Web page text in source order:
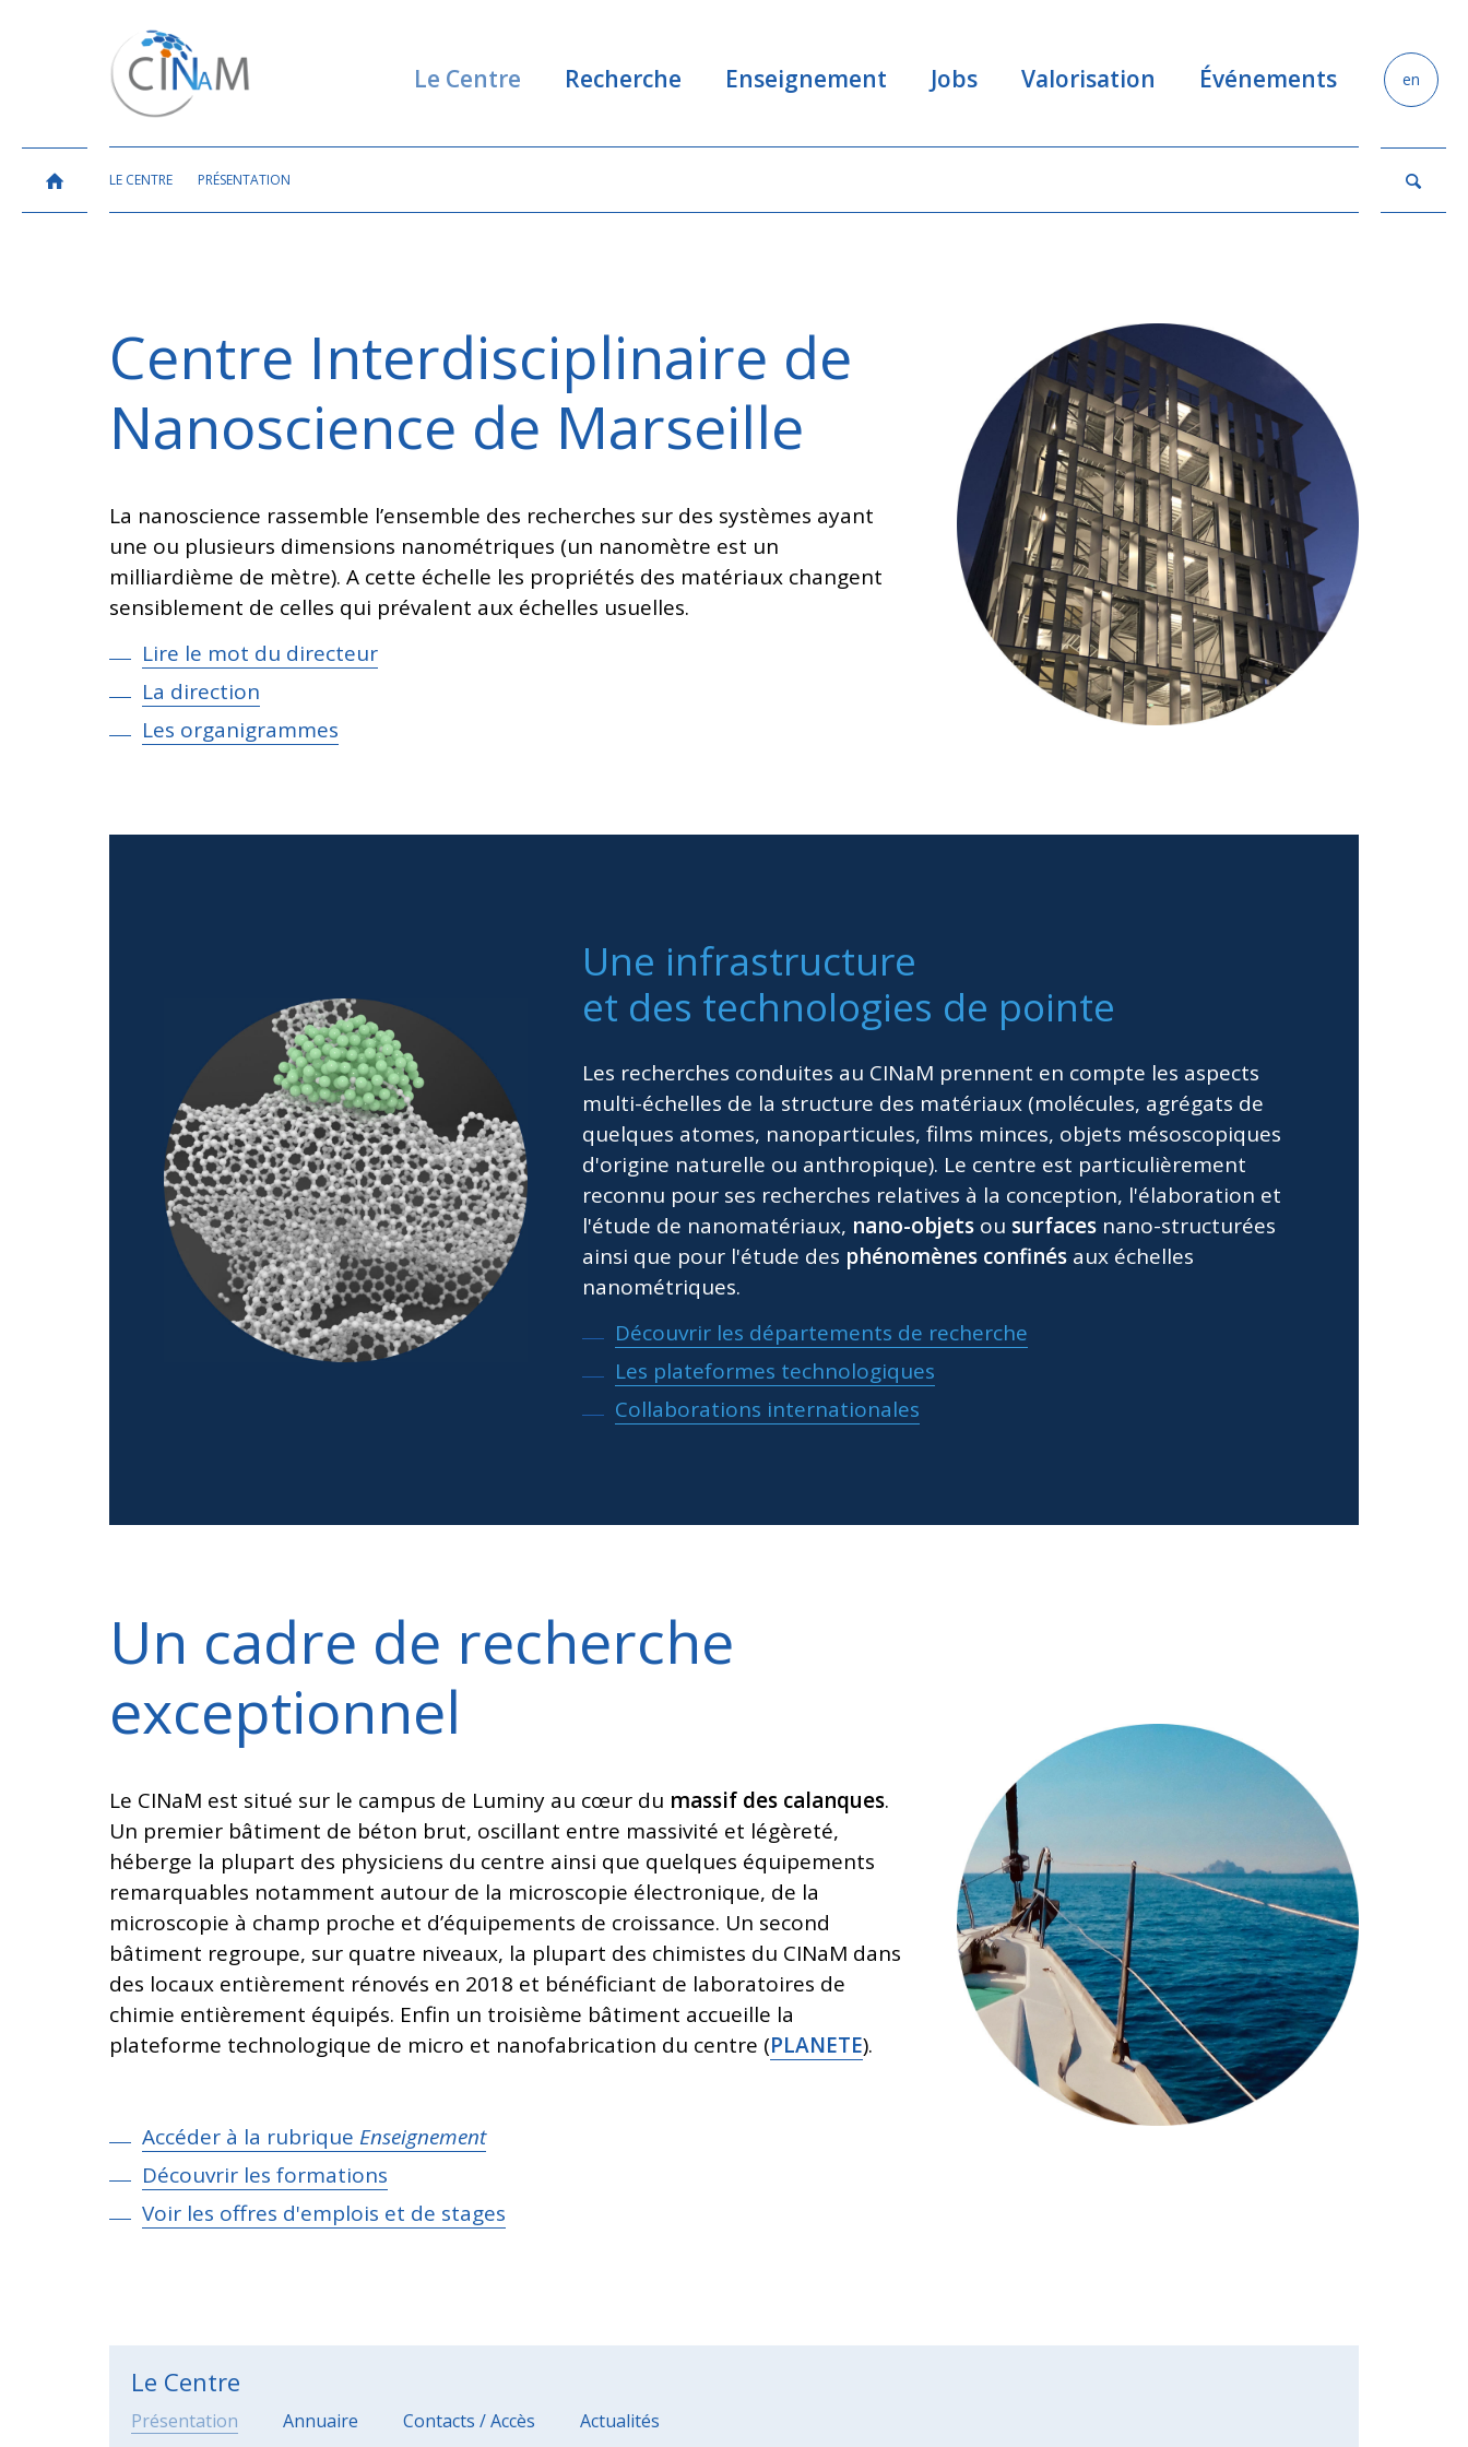
Le Centre Recherche Enseignement Jobs Valorisation Événements en
LE CENTRE PRÉSENTATION
Centre Interdisciplinaire de
Nanoscience de Marseille
La nanoscience rassemble l’ensemble des recherches sur des systèmes ayant
une ou plusieurs dimensions nanométriques (un nanomètre est un
milliardième de mètre). A cette échelle les propriétés des matériaux changent
sensiblement de celles qui prévalent aux échelles usuelles.
Lire le mot du directeur
La direction
Les organigrammes
Une infrastructure
et des technologies de pointe
Les recherches conduites au CINaM prennent en compte les aspects
multi-échelles de la structure des matériaux (molécules, agrégats de
quelques atomes, nanoparticules, films minces, objets mésoscopiques
d'origine naturelle ou anthropique). Le centre est particulièrement
reconnu pour ses recherches relatives à la conception, l'élaboration et
l'étude de nanomatériaux, nano-objetsou surfacesnano-structurées
ainsi que pour l'étude des phénomènes confinésaux échelles
nanométriques.
Découvrir les départements de recherche
Les plateformes technologiques
Collaborations internationales
Un cadre de recherche
exceptionnel
Le CINaM est situé sur le campus de Luminy au cœur du massif des calanques.
Un premier bâtiment de béton brut, oscillant entre massivité et légèreté,
héberge la plupart des physiciens du centre ainsi que quelques équipements
remarquables notamment autour de la microscopie électronique, de la
microscopie à champ proche et d’équipements de croissance. Un second
bâtiment regroupe, sur quatre niveaux, la plupart des chimistes du CINaM dans
des locaux entièrement rénovés en 2018 et bénéficiant de laboratoires de
chimie entièrement équipés. Enfin un troisième bâtiment accueille la
plateforme technologique de micro et nanofabrication du centre (PLANETE).
Accéder à la rubrique Enseignement
Découvrir les formations
Voir les offres d'emplois et de stages
Le Centre
Présentation Annuaire Contacts / Accès Actualités